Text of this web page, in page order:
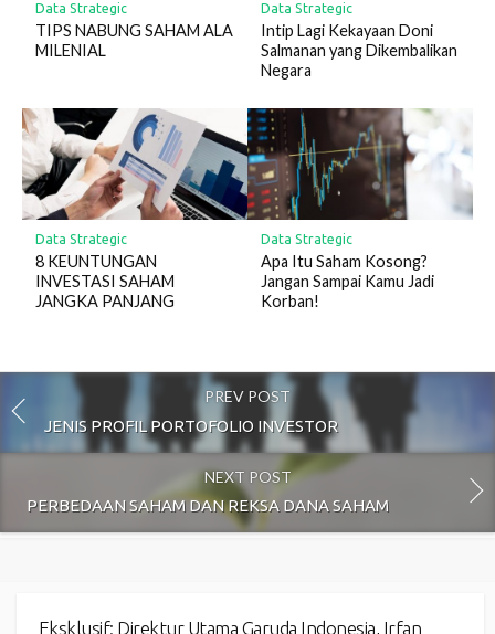
Data Strategic
TIPS NABUNG SAHAM ALA
MILENIAL
Data Strategic
Intip Lagi Kekayaan Doni
Salmanan yang Dikembalikan
Negara
Data Strategic
8 KEUNTUNGAN
INVESTASI SAHAM
JANGKA PANJANG
Data Strategic
Apa Itu Saham Kosong?
Jangan Sampai Kamu Jadi
Korban!
PREV POST
JENIS PROFIL PORTOFOLIO INVESTOR
NEXT POST
PERBEDAAN SAHAM DAN REKSA DANA SAHAM
Eksklusif: Direktur Utama Garuda Indonesia, Irfan